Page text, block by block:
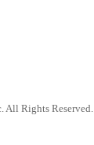
All Rights Reserved.